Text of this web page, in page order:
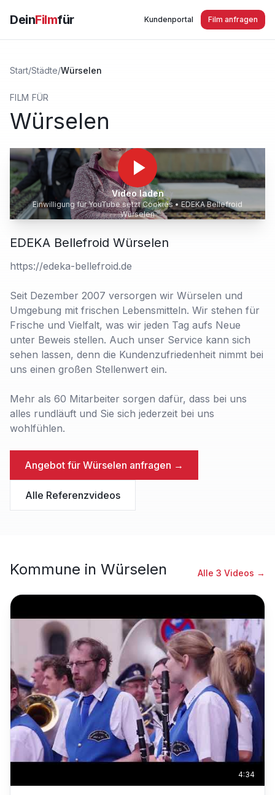
DeinFilmfür Kundenportal Film anfragen
Start/Städte/Würselen
FILM FÜR
Würselen
Video laden
Einwilligung für YouTube setzt Cookies •EDEKA Bellefroid
Würselen
EDEKA Bellefroid Würselen
https://edeka-bellefroid.de
Seit Dezember 2007 versorgen wir Würselen und
Umgebung mit frischen Lebensmitteln. Wir stehen für
Frische und Vielfalt, was wir jeden Tag aufs Neue
unter Beweis stellen. Auch unser Service kann sich
sehen lassen, denn die Kundenzufriedenheit nimmt bei
uns einen großen Stellenwert ein.
Mehr als 60 Mitarbeiter sorgen dafür, dass bei uns
alles rundläuft und Sie sich jederzeit bei uns
wohlfühlen.
Angebot für Würselen anfragen →
Alle Referenzvideos
Kommune in Würselen Alle 3 Videos →
4:34